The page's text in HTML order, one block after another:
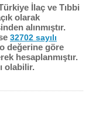
İlaç ve Tıbbi
olarak
alınmıştır.
32702 sayılı
değerine göre
hesaplanmıştır.
olabilir.